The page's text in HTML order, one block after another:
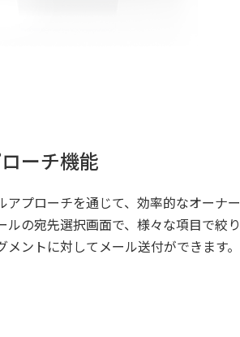
ーチ機能
アプローチを通じて、効率的なオーナー
ルの宛先選択画面で、様々な項目で絞り
ントに対してメール送付ができます。